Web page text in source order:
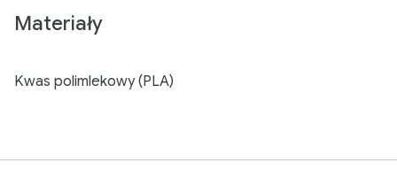
Materiały
Kwas polimlekowy (PLA)